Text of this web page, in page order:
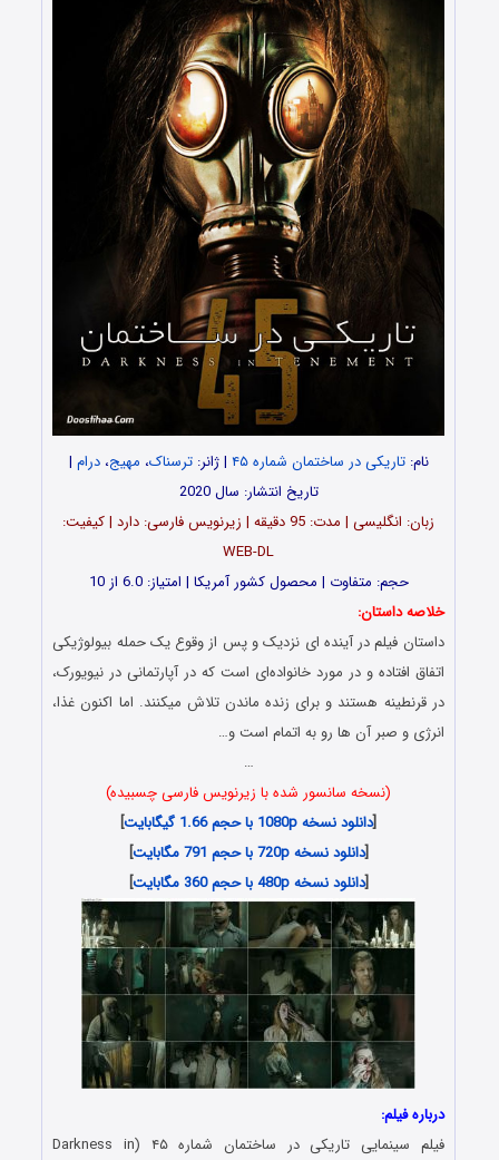
نام:تاریکی در ساختمان شماره ۴۵ | ژانر:ترسناک، مهیج،درام |
تاریخ انتشار: سال 2020
زبان: انگلیسی | مدت: 95 دقیقه | زیرنویس فارسی: دارد | کیفیت:
WEB-DL
حجم: متفاوت | محصول کشور آمریکا | امتیاز: 6.0 از 10
خلاصه داستان:
داستان فیلم در آینده ای نزدیک و پس از وقوع یک حمله بیولوژیکی
اتفاق افتاده و در مورد خانواده‌ای است که در آپارتمانی در نیویورک،
در قرنطینه هستند و برای زنده ماندن تلاش میکنند. اما اکنون غذا،
انرژی و صبر آن ها رو به اتمام است و…
…
(نسخه سانسور شده با زیرنویس فارسی چسبیده)
[دانلود نسخه 1080p با حجم 1.66 گیگابایت
]
[دانلود نسخه 720p با حجم 791 مگابایت
]
[دانلود نسخه 480p با حجم 360 مگابایت ]
درباره فیلم:
فیلم سینمایی تاریکی در ساختمان شماره ۴۵ (Darkness in